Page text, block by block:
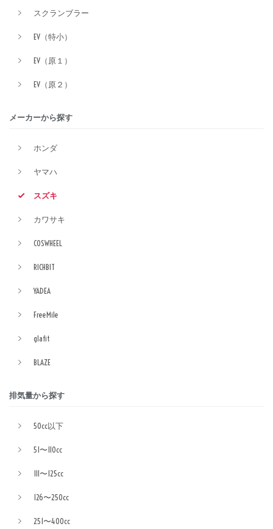
スクランブラー
EV（特小）
EV（原１）
EV（原２）
メーカーから探す
ホンダ
ヤマハ
スズキ
カワサキ
COSWHEEL
RICHBIT
YADEA
FreeMile
glafit
BLAZE
排気量から探す
50cc以下
51〜110cc
111〜125cc
126〜250cc
251〜400cc